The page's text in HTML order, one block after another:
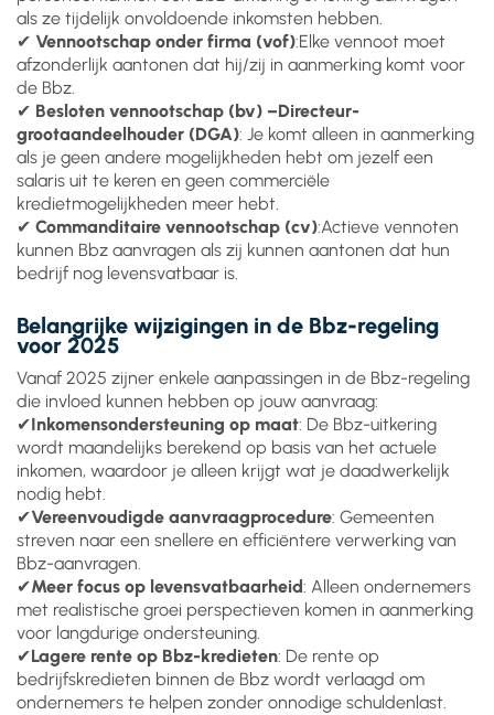
als ze tijdelijk onvoldoende inkomsten hebben.
✔ Vennootschap onder firma (vof):Elke vennoot moet
afzonderlijk aantonen dat hij/zij in aanmerking komt voor
de Bbz.
✔ Besloten vennootschap (bv) –Directeur-
grootaandeelhouder (DGA): Je komt alleen in aanmerking
als je geen andere mogelijkheden hebt om jezelf een
salaris uit te keren en geen commerciële
kredietmogelijkheden meer hebt.
✔ Commanditaire vennootschap (cv):Actieve vennoten
kunnen Bbz aanvragen als zij kunnen aantonen dat hun
bedrijf nog levensvatbaar is.
Belangrijke wijzigingen in de Bbz-regeling
voor 2025
Vanaf 2025 zijner enkele aanpassingen in de Bbz-regeling
die invloed kunnen hebben op jouw aanvraag:
✔Inkomensondersteuning op maat: De Bbz-uitkering
wordt maandelijks berekend op basis van het actuele
inkomen, waardoor je alleen krijgt wat je daadwerkelijk
nodig hebt.
✔Vereenvoudigde aanvraagprocedure: Gemeenten
streven naar een snellere en efficiëntere verwerking van
Bbz-aanvragen.
✔Meer focus op levensvatbaarheid: Alleen ondernemers
met realistische groei perspectieven komen in aanmerking
voor langdurige ondersteuning.
✔Lagere rente op Bbz-kredieten: De rente op
bedrijfskredieten binnen de Bbz wordt verlaagd om
ondernemers te helpen zonder onnodige schuldenlast.